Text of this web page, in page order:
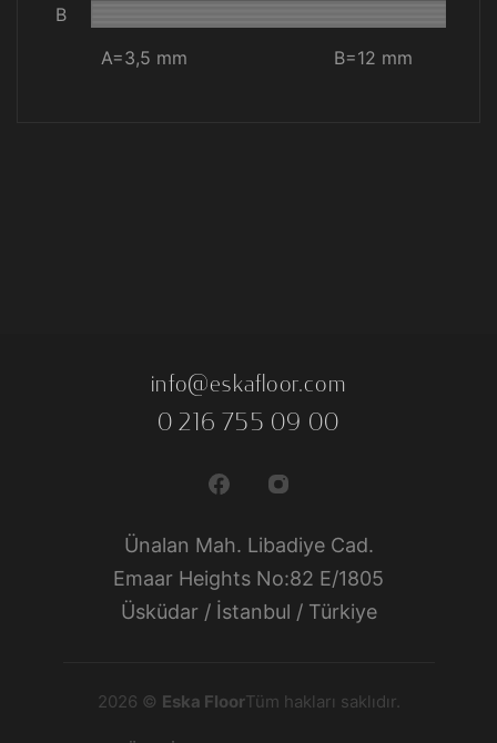
B
A=3,5 mm
B=12 mm
info@eskafloor.com
0 216 755 09 00
Ünalan Mah. Libadiye Cad.
Emaar Heights No:82 E/1805
Üsküdar / İstanbul / Türkiye
2026 © Eska FloorTüm hakları saklıdır.